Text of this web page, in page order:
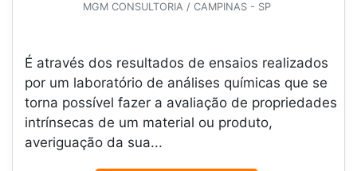
MGM CONSULTORIA / CAMPINAS - SP
É através dos resultados de ensaios realizados
por um laboratório de análises químicas que se
torna possível fazer a avaliação de propriedades
intrínsecas de um material ou produto,
averiguação da sua...